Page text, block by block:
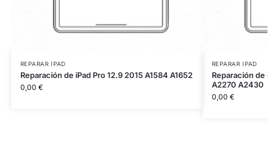
REPARAR IPAD
Reparación de iPad Pro 12.9 2015 A1584 A1652
0,00 €
REPARAR IPAD
Reparación
A2270 A2430
0,00 €